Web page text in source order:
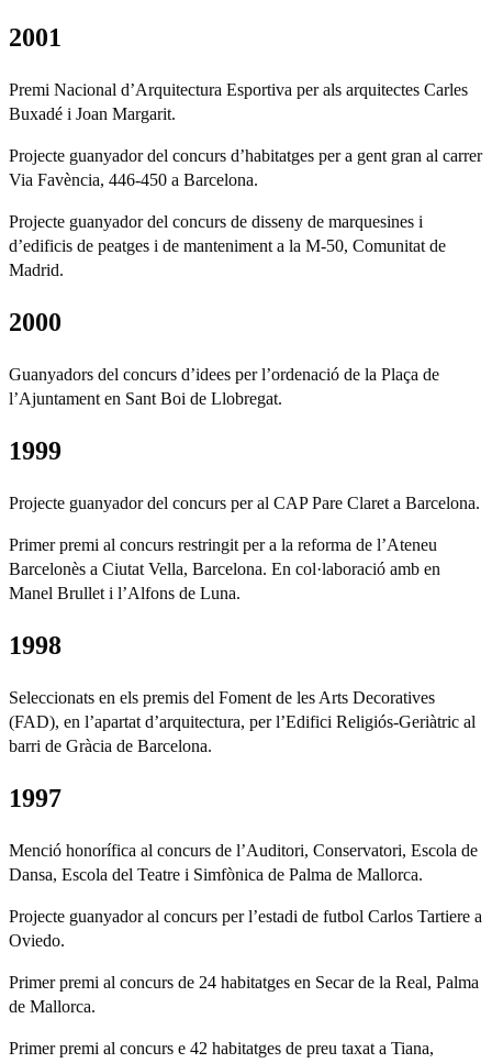
2001
Premi Nacional d’Arquitectura Esportiva per als arquitectes Carles
Buxadé i Joan Margarit.
Projecte guanyador del concurs d’habitatges per a gent gran al carrer
Via Favència, 446-450 a Barcelona.
Projecte guanyador del concurs de disseny de marquesines i
d’edificis de peatges i de manteniment a la M-50, Comunitat de
Madrid.
2000
Guanyadors del concurs d’idees per l’ordenació de la Plaça de
l’Ajuntament en Sant Boi de Llobregat.
1999
Projecte guanyador del concurs per al CAP Pare Claret a Barcelona.
Primer premi al concurs restringit per a la reforma de l’Ateneu
Barcelonès a Ciutat Vella, Barcelona. En col·laboració amb en
Manel Brullet i l’Alfons de Luna.
1998
Seleccionats en els premis del Foment de les Arts Decoratives
(FAD), en l’apartat d’arquitectura, per l’Edifici Religiós-Geriàtric al
barri de Gràcia de Barcelona.
1997
Menció honorífica al concurs de l’Auditori, Conservatori, Escola de
Dansa, Escola del Teatre i Simfònica de Palma de Mallorca.
Projecte guanyador al concurs per l’estadi de futbol Carlos Tartiere a
Oviedo.
Primer premi al concurs de 24 habitatges en Secar de la Real, Palma
de Mallorca.
Primer premi al concurs e 42 habitatges de preu taxat a Tiana,